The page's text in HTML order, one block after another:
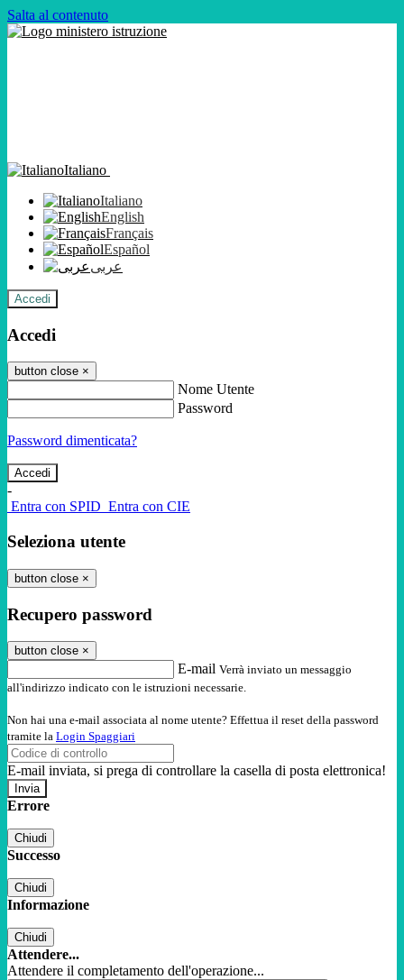
Salta al contenuto
Italiano
Italiano
English
Français
Español
عربى
Accedi
Accedi
button close ×
Nome Utente
Password
Password dimenticata?
-
Entra con SPID Entra con CIE
Seleziona utente
button close ×
Recupero password
button close ×
E-mail Verrà inviato un messaggio
all'indirizzo indicato con le istruzioni necessarie.
Non hai una e-mail associata al nome utente? Effettua il reset della password
tramite la Login Spaggiari
E-mail inviata, si prega di controllare la casella di posta elettronica!
Errore
Chiudi
Successo
Chiudi
Informazione
Chiudi
Attendere...
Attendere il completamento dell'operazione...